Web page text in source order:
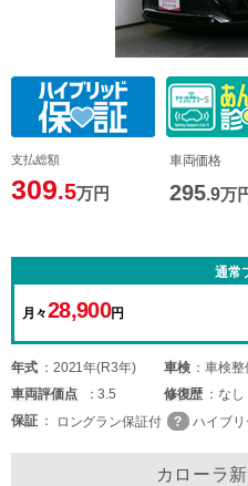
支払総額
309.5万円
車両価格
295.9万
通常
月々28,900円
年式 2021年(R3年) 車検 車検整
車両評価点 3.5 修復歴 なし
保証
ロングラン保証付 ハイブ
カローラ